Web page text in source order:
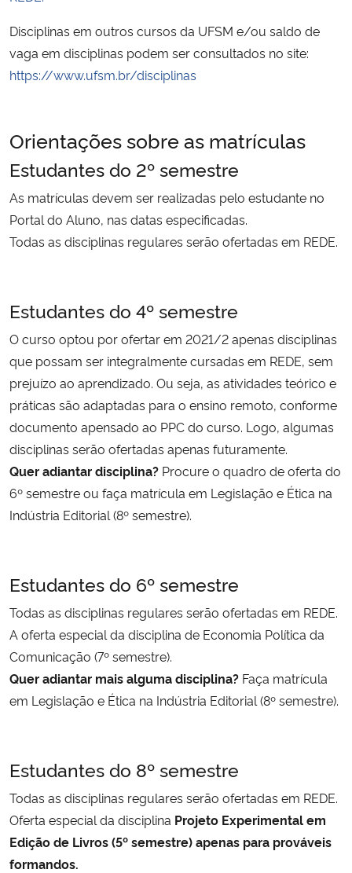
Gabinete de Segurança Institucional
Advocacia-Geral da União
Planalto
Disciplinas em outros cursos da UFSM e/ou saldo de
vaga em disciplinas podem ser consultados no site:
https://www.ufsm.br/disciplinas
Orientações sobre as matrículas
Estudantes do 2º semestre
As matrículas devem ser realizadas pelo estudante no
Portal do Aluno, nas datas especificadas.
Todas as disciplinas regulares serão ofertadas em REDE.
Estudantes do 4º semestre
O curso optou por ofertar em 2021/2 apenas disciplinas
que possam ser integralmente cursadas em REDE, sem
prejuízo ao aprendizado. Ou seja, as atividades teórico e
práticas são adaptadas para o ensino remoto, conforme
documento apensado ao PPC do curso. Logo, algumas
disciplinas serão ofertadas apenas futuramente.
Quer adiantar disciplina? Procure o quadro de oferta do
6º semestre ou faça matrícula em Legislação e Ética na
Indústria Editorial (8º semestre).
Estudantes do 6º semestre
Todas as disciplinas regulares serão ofertadas em REDE.
A oferta especial da disciplina de Economia Política da
Comunicação (7º semestre).
Quer adiantar mais alguma disciplina? Faça matrícula
em Legislação e Ética na Indústria Editorial (8º semestre).
Estudantes do 8º semestre
Todas as disciplinas regulares serão ofertadas em REDE.
Oferta especial da disciplina Projeto Experimental em
Edição de Livros (5º semestre) apenas para prováveis
formandos.